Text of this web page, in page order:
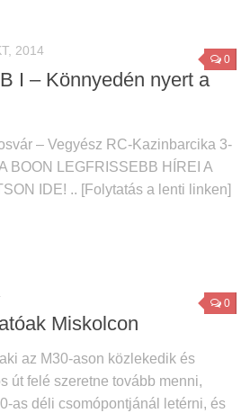
0
2014
I – Könnyedén nyert a
– Vegyész RC-Kazinbarcika 3-
BOON LEGFRISSEBB HÍREI A
IDE! .. [Folytatás a lenti linken]
0
Miskolcon
az M30-ason közlekedik és
út felé szeretne tovább menni,
as déli csomópontjánál letérni, és